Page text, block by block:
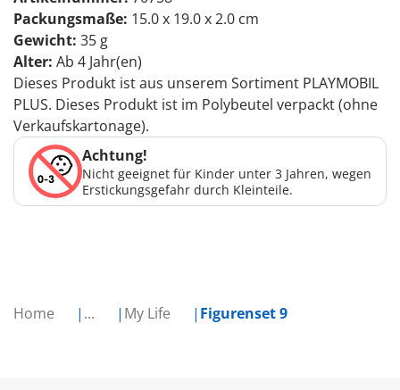
Home ... My Life Figurenset 9
Packungsmaße: 15.0 x 19.0 x 2.0 cm
Gewicht: 35 g
Alter: Ab 4 Jahr(en)
Dieses Produkt ist aus unserem Sortiment PLAYMOBIL
PLUS. Dieses Produkt ist im Polybeutel verpackt (ohne
Verkaufskartonage).
Achtung!
Nicht geeignet für Kinder unter 3 Jahren, wegen
Erstickungsgefahr durch Kleinteile.